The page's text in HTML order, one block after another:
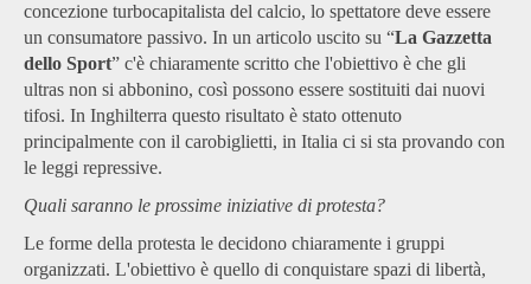
concezione turbocapitalista del calcio, lo spettatore deve essere
un consumatore passivo. In un articolo uscito su “La Gazzetta
dello Sport” c'è chiaramente scritto che l'obiettivo è che gli
ultras non si abbonino, così possono essere sostituiti dai nuovi
tifosi. In Inghilterra questo risultato è stato ottenuto
principalmente con il carobiglietti, in Italia ci si sta provando con
le leggi repressive.
Quali saranno le prossime iniziative di protesta?
Le forme della protesta le decidono chiaramente i gruppi
organizzati. L'obiettivo è quello di conquistare spazi di libertà,